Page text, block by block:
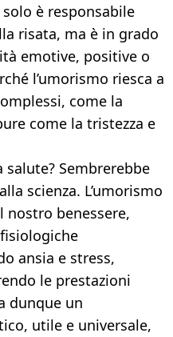
è responsabile
risata, ma è in grado
emotive, positive o
l’umorismo riesca a
come la
come la tristezza e
salute? Sembrerebbe
scienza. L’umorismo
benessere,
ansia e stress,
le prestazioni
dunque un
utile e universale,